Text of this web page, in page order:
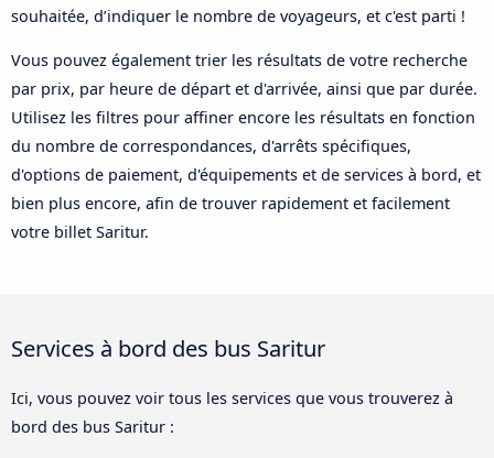
souhaitée, d’indiquer le nombre de voyageurs, et c'est parti !
Vous pouvez également trier les résultats de votre recherche
par prix, par heure de départ et d'arrivée, ainsi que par durée.
Utilisez les filtres pour affiner encore les résultats en fonction
du nombre de correspondances, d'arrêts spécifiques,
d'options de paiement, d'équipements et de services à bord, et
bien plus encore, afin de trouver rapidement et facilement
votre billet Saritur.
Services à bord des bus Saritur
Ici, vous pouvez voir tous les services que vous trouverez à
bord des bus Saritur :